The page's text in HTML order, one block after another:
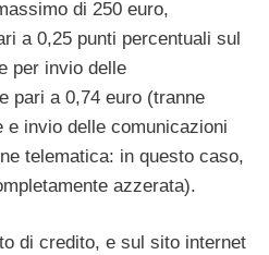
di 250 euro,
a 0,25 punti percentuali sul
per invio delle
pari a 0,74 euro (tranne
e invio delle comunicazioni
telematica: in questo caso,
azzerata).
di credito, e sul sito internet